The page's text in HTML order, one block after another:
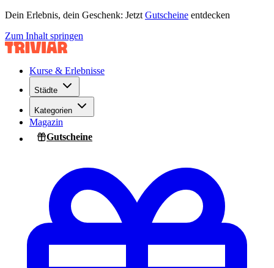
Dein Erlebnis, dein Geschenk: Jetzt Gutscheine entdecken
Zum Inhalt springen
Kurse & Erlebnisse
Städte
Kategorien
Magazin
Gutscheine